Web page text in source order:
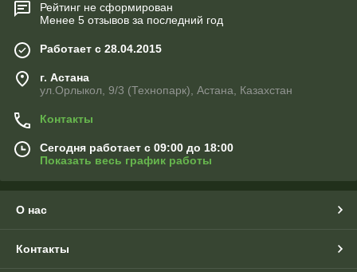
Рейтинг не сформирован
Менее 5 отзывов за последний год
Работает с 28.04.2015
г. Астана
ул.Орлыкол, 9/3 (Технопарк), Астана, Казахстан
Контакты
Сегодня работает с 09:00 до 18:00
Показать весь график работы
О нас
Контакты